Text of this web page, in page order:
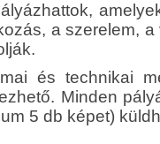
a szerelem,
és technikai
Minden
5 db képet)